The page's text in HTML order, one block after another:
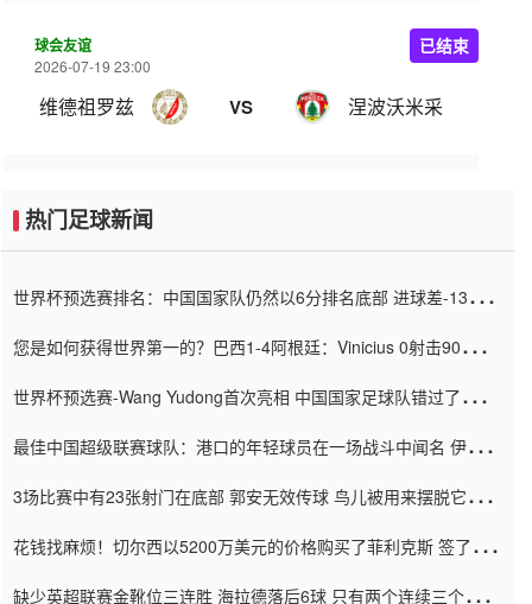
球会友谊
2026-07-19 23:00
维德祖罗兹 VS 涅波沃米采
已结束
热门足球新闻
世界杯预选赛排名：中国国家队仍然以6分排名底部 进球差-13令人
您是如何获得世界第一的？巴西1-4阿根廷：Vinicius 0射击90分钟
世界杯预选赛-Wang Yudong首次亮相 中国国家足球队错过了世界
最佳中国超级联赛球队：港口的年轻球员在一场战斗中闻名 伊万放
3场比赛中有23张射门在底部 郭安无效传球 鸟儿被用来摆脱它
花钱找麻烦！切尔西以5200万美元的价格购买了菲利克斯 签了7年
缺少英超联赛金靴位三连胜 海拉德落后6球 只有两个连续三个连续